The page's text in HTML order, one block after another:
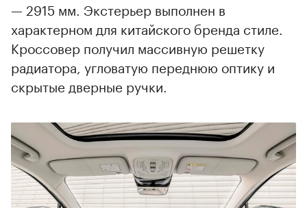
— 2915 мм. Экстерьер выполнен в
характерном для китайского бренда стиле.
Кроссовер получил массивную решетку
радиатора, угловатую переднюю оптику и
скрытые дверные ручки.